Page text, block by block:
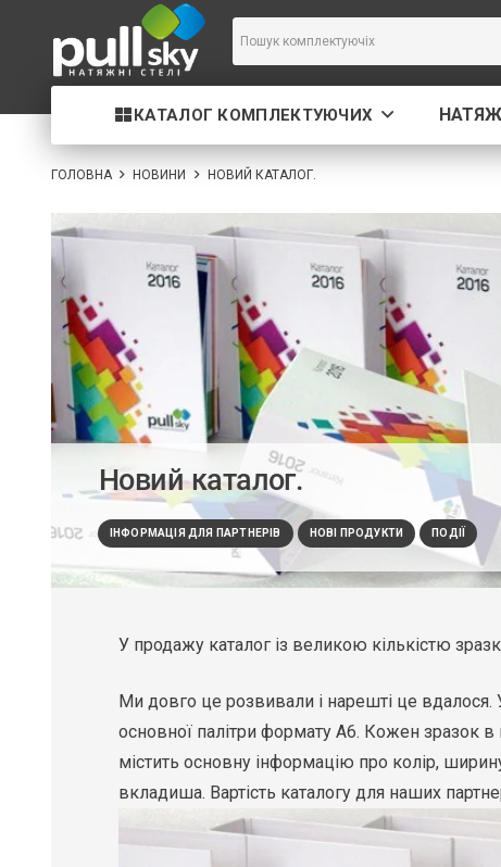
КАТАЛОГ КОМПЛЕКТУЮЧИХ
ГОЛОВНА НОВИНИ НОВИЙ КАТАЛОГ.
Новий каталог.
ІНФОРМАЦІЯ ДЛЯ ПАРТНЕРІВ НОВІ ПРОДУКТИ ПОДІЇ
У продажу каталог із великою кількістю
Ми довго це розвивали і нарешті це вдалося.
основної палітри формату А6. Кожен зразок
містить основну інформацію про колір,
вкладиша. Вартість каталогу для наших